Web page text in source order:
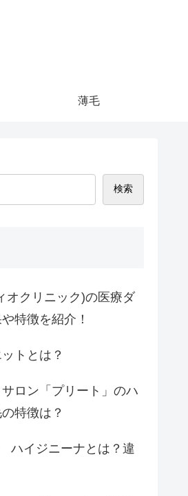
薄毛
検索
オクリニック)の医療ダ
特徴を紹介！
トとは？
ロン「プリート」のハ
特徴は？
ハイジニーナとは？違